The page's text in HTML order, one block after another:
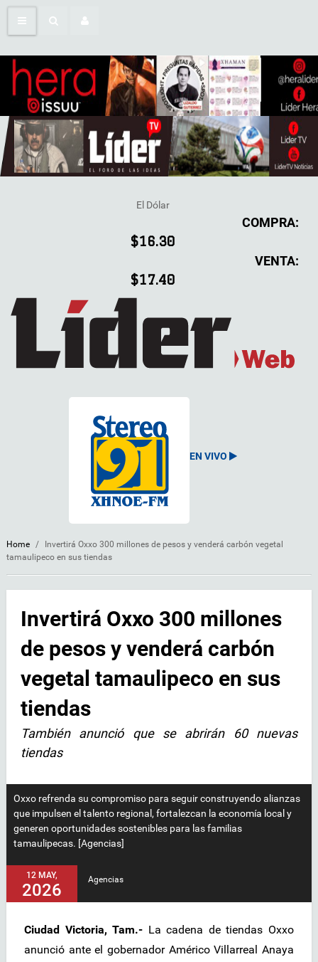
El Dólar
COMPRA:
$16.30
VENTA:
$17.40
EN VIVO
Home /
Invertirá Oxxo 300 millones de pesos y venderá carbón vegetal
tamaulipeco en sus tiendas
Invertirá Oxxo 300 millones
de pesos y venderá carbón
vegetal tamaulipeco en sus
tiendas
También anunció que se abrirán 60 nuevas
tiendas
Oxxo refrenda su compromiso para seguir construyendo alianzas
que impulsen el talento regional, fortalezcan la economía local y
generen oportunidades sostenibles para las familias
tamaulipecas. [Agencias]
12 MAY,
2026
Agencias
Ciudad Victoria, Tam.- La cadena de tiendas Oxxo
anunció ante el gobernador Américo Villarreal Anaya